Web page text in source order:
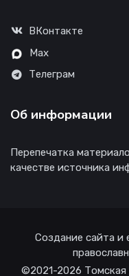
ВКонтакте
Max
Телеграм
Об информации
Перепечатка
качестве источника
Создание сайта и
©2021-2026 Томская